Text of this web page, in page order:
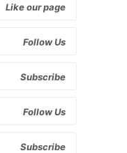
Like our page
Follow Us
Subscribe
Follow Us
Subscribe